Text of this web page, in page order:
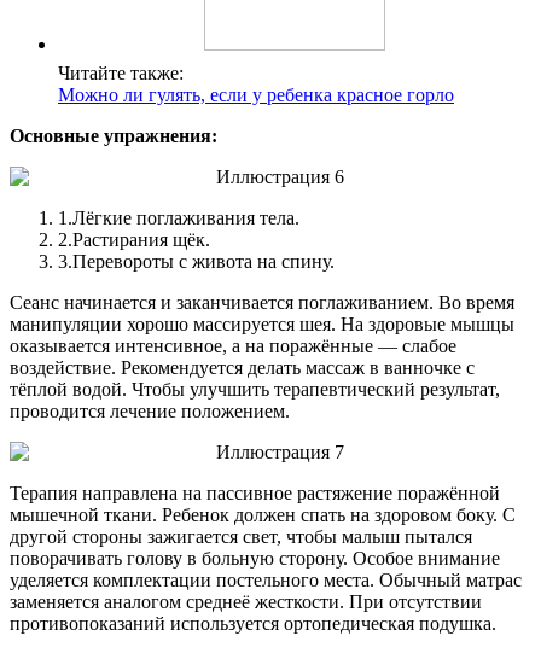
Читайте также:
Можно ли гулять, если у ребенка красное горло
Основные упражнения:
1.Лёгкие поглаживания тела.
2.Растирания щёк.
3.Перевороты с живота на спину.
Сеанс начинается и заканчивается поглаживанием. Во время
манипуляции хорошо массируется шея. На здоровые мышцы
оказывается интенсивное, а на поражённые — слабое
воздействие. Рекомендуется делать массаж в ванночке с
тёплой водой. Чтобы улучшить терапевтический результат,
проводится лечение положением.
Терапия направлена на пассивное растяжение поражённой
мышечной ткани. Ребенок должен спать на здоровом боку. С
другой стороны зажигается свет, чтобы малыш пытался
поворачивать голову в больную сторону. Особое внимание
уделяется комплектации постельного места. Обычный матрас
заменяется аналогом среднеё жесткости. При отсутствии
противопоказаний используется ортопедическая подушка.